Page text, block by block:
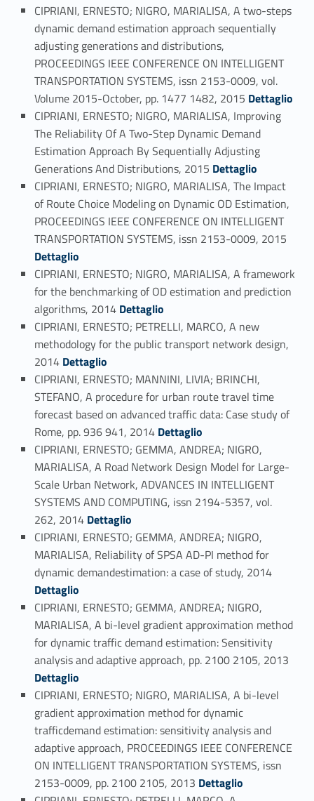
CIPRIANI, ERNESTO; NIGRO, MARIALISA, A two-steps
dynamic demand estimation approach sequentially
adjusting generations and distributions,
PROCEEDINGS IEEE CONFERENCE ON INTELLIGENT
TRANSPORTATION SYSTEMS, issn 2153-0009, vol.
Volume 2015-October, pp. 1477 1482, 2015 Link identifier #identifier_person_46005-53
Dettaglio
CIPRIANI, ERNESTO; NIGRO, MARIALISA, Improving
The Reliability Of A Two-Step Dynamic Demand
Estimation Approach By Sequentially Adjusting
Generations And Distributions, 2015 Link identifier #identifier_person_114603-54
Dettaglio
CIPRIANI, ERNESTO; NIGRO, MARIALISA, The Impact
of Route Choice Modeling on Dynamic OD Estimation,
PROCEEDINGS IEEE CONFERENCE ON INTELLIGENT
TRANSPORTATION SYSTEMS, issn 2153-0009, 2015
Dettaglio
CIPRIANI, ERNESTO; NIGRO, MARIALISA, A framework
for the benchmarking of OD estimation and prediction
algorithms, 2014 Link identifier #identifier_person_107274-56
Dettaglio
CIPRIANI, ERNESTO; PETRELLI, MARCO, A new
methodology for the public transport network design,
2014 Link identifier #identifier_person_146331-57
Dettaglio
CIPRIANI, ERNESTO; MANNINI, LIVIA; BRINCHI,
STEFANO, A procedure for urban route travel time
forecast based on advanced traffic data: Case study of
Rome, pp. 936 941, 2014 Link identifier #identifier_person_83618-58
Dettaglio
CIPRIANI, ERNESTO; GEMMA, ANDREA; NIGRO,
MARIALISA, A Road Network Design Model for Large-
Scale Urban Network, ADVANCES IN INTELLIGENT
SYSTEMS AND COMPUTING, issn 2194-5357, vol.
262, 2014 Link identifier #identifier_person_16412-59
Dettaglio
CIPRIANI, ERNESTO; GEMMA, ANDREA; NIGRO,
MARIALISA, Reliability of SPSA AD-PI method for
dynamic demandestimation: a case of study, 2014
Dettaglio
CIPRIANI, ERNESTO; GEMMA, ANDREA; NIGRO,
MARIALISA, A bi-level gradient approximation method
for dynamic traffic demand estimation: Sensitivity
analysis and adaptive approach, pp. 2100 2105, 2013
Dettaglio
CIPRIANI, ERNESTO; NIGRO, MARIALISA, A bi-level
gradient approximation method for dynamic
trafficdemand estimation: sensitivity analysis and
adaptive approach, PROCEEDINGS IEEE CONFERENCE
ON INTELLIGENT TRANSPORTATION SYSTEMS, issn
2153-0009, pp. 2100 2105, 2013 Link identifier #identifier_person_61068-62
Dettaglio